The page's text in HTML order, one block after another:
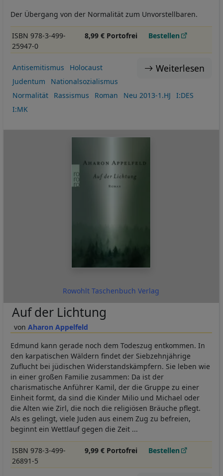
Der Übergang von der Normalität zum Unvorstellbaren.
ISBN 978-3-499-
25947-0
8,99 € Portofrei Bestellen
Weiterlesen
Antisemitismus
Holocaust
Judentum
Nationalsozialismus
Normalität
Rassismus Roman Neu 2013-1.HJ
I:DES
I:MK
Rowohlt Taschenbuch Verlag
Aharon Appelfeld
Auf der Lichtung
Edmund kann gerade noch dem Todeszug entkommen. In
den karpatischen Wäldern findet der Siebzehnjährige
Zuflucht bei jüdischen Widerstandskämpfern. Sie leben wie
in einer großen Familie zusammen: Da ist der
charismatische Anführer Kamil, der die Gruppe zu einer
Einheit formt, da sind die Kinder Milio und Michael oder
die Alten wie Zirl, die noch die religiösen Bräuche pflegt.
Als es gelingt, viele Juden aus einem Zug zu befreien,
beginnt ein Wettlauf gegen die Zeit ...
ISBN 978-3-499-
26891-5
9,99 € Portofrei Bestellen